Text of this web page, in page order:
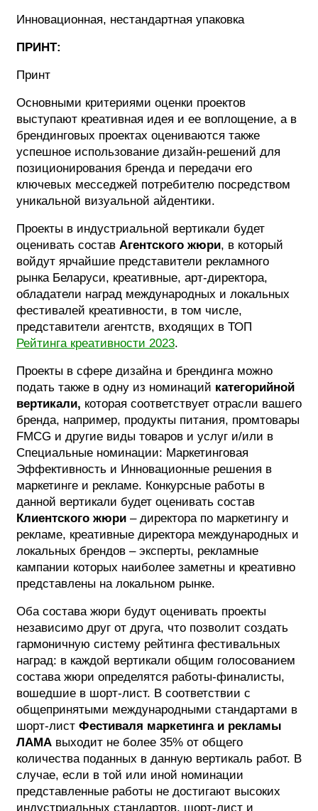
Инновационная, нестандартная упаковка
ПРИНТ:
Принт
Основными критериями оценки проектов
выступают креативная идея и ее воплощение, а в
брендинговых проектах оцениваются также
успешное использование дизайн-решений для
позиционирования бренда и передачи его
ключевых месседжей потребителю посредством
уникальной визуальной айдентики.
Проекты в индустриальной вертикали будет
оценивать состав Агентского жюри, в который
войдут ярчайшие представители рекламного
рынка Беларуси, креативные, арт-директора,
обладатели наград международных и локальных
фестивалей креативности, в том числе,
представители агентств, входящих в ТОП
Рейтинга креативности 2023.
Проекты в сфере дизайна и брендинга можно
подать также в одну из номинаций категорийной
вертикали, которая соответствует отрасли вашего
бренда, например, продукты питания, промтовары
FMCG и другие виды товаров и услуг и/или в
Специальные номинации: Маркетинговая
Эффективность и Инновационные решения в
маркетинге и рекламе. Конкурсные работы в
данной вертикали будет оценивать состав
Клиентского жюри – директора по маркетингу и
рекламе, креативные директора международных и
локальных брендов – эксперты, рекламные
кампании которых наиболее заметны и креативно
представлены на локальном рынке.
Оба состава жюри будут оценивать проекты
независимо друг от друга, что позволит создать
гармоничную систему рейтинга фестивальных
наград: в каждой вертикали общим голосованием
состава жюри определятся работы-финалисты,
вошедшие в шорт-лист. В соответствии с
общепринятыми международными стандартами в
шорт-лист Фестиваля маркетинга и рекламы
ЛАМА выходит не более 35% от общего
количества поданных в данную вертикаль работ. В
случае, если в той или иной номинации
представленные работы не достигают высоких
индустриальных стандартов, шорт-лист и